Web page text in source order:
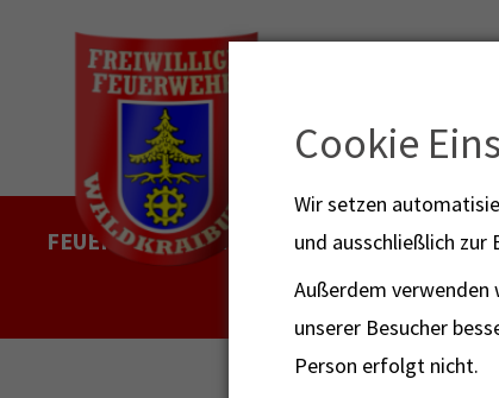
FEUERWEHR NOTFALL-RETTUNGSDIENST
112
Cookie
Wir setzen
und ausschließlich
Außerdem verwenden
unserer Besucher
Person erfolgt nicht.